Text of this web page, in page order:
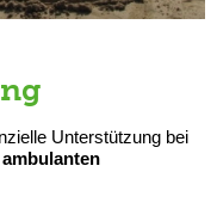
Unterstützung bei